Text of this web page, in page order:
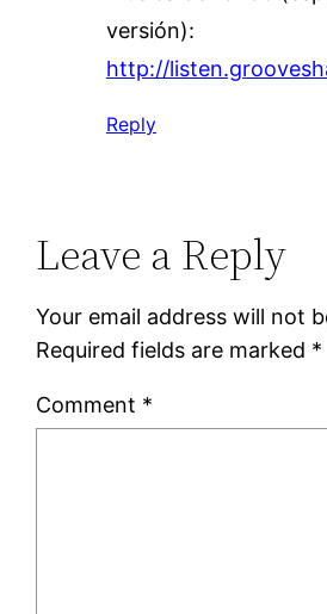
versión):
http://
Reply
Leave a Reply
Your email address will not
Required fields are marked *
Comment *